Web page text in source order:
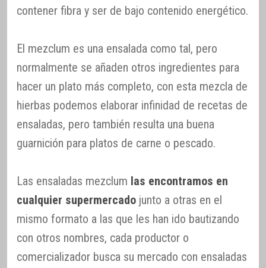
contener fibra y ser de bajo contenido energético.
El mezclum es una ensalada como tal, pero
normalmente se añaden otros ingredientes para
hacer un plato más completo, con esta mezcla de
hierbas podemos elaborar infinidad de recetas de
ensaladas, pero también resulta una buena
guarnición para platos de carne o pescado.
Las ensaladas mezclum las encontramos en
cualquier supermercado junto a otras en el
mismo formato a las que les han ido bautizando
con otros nombres, cada productor o
comercializador busca su mercado con ensaladas